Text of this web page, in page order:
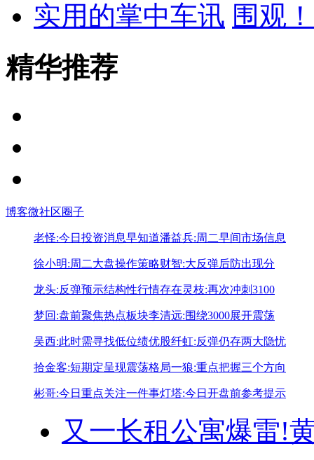
实用的掌中车讯 围观
精华推荐
博客微社区圈子
老怪:今日投资消息早知道潘益兵:周二早间市场信息
徐小明:周二大盘操作策略财智:大反弹后防出现分
龙头:反弹预示结构性行情存在灵枝:再次冲刺3100
梦回:盘前聚焦热点板块李清远:围绕3000展开震荡
吴西:此时需寻找低位绩优股纤虹:反弹仍存两大隐忧
拾金客:短期定呈现震荡格局一狼:重点把握三个方向
彬哥:今日重点关注一件事灯塔:今日开盘前参考提示
又一长租公寓爆雷!